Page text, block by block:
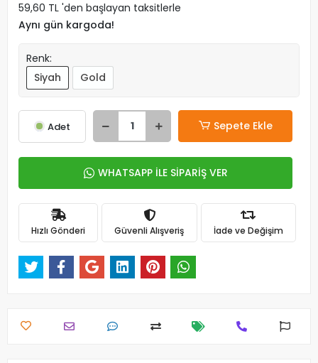
59,60 TL 'den başlayan taksitlerle
Aynı gün kargoda!
Renk:
Siyah
Gold
Adet Sepete Ekle
WHATSAPP İLE SİPARİŞ VER
Hızlı Gönderi Güvenli Alışveriş İade ve Değişim